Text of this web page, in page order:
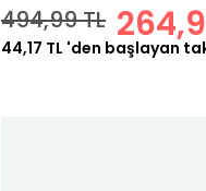
494,99 TL
44,17 TL 'den başlayan